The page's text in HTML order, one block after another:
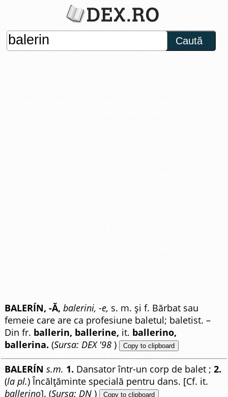
Caută
BALERÍN, -Ă, balerini, -e, s. m. și f. Bărbat sau
femeie care are ca profesiune baletul; baletist. –
Din fr. ballerin, ballerine, it. ballerino,
ballerina. (Sursa: DEX '98 ) Copy to clipboard
BALERÍN s.m. 1. Dansator într-un corp de balet ;2.
(la pl.) Încălțăminte specială pentru dans. [Cf. it.
ballerino]. (Sursa: DN ) Copy to clipboard